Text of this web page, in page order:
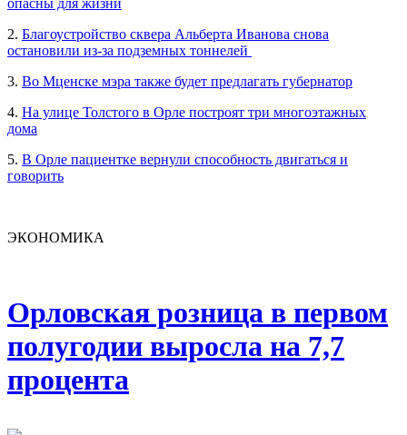
2. Благоустройство сквера Альберта Иванова снова
остановили из-за подземных тоннелей
3. Во Мценске мэра также будет предлагать губернатор
4. На улице Толстого в Орле построят три многоэтажных
дома
5. В Орле пациентке вернули способность двигаться и
говорить
ЭКОНОМИКА
Орловская розница в первом
полугодии выросла на 7,7
процента